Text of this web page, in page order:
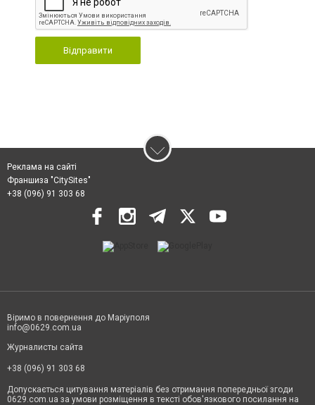
Відправити
Реклама на сайті
Франшиза "CitySites"
+38 (096) 91 303 68
Віримо в повернення до Маріуполя
info@0629.com.ua
Журналисты сайта
+38 (096) 91 303 68
Допускається цитування матеріалів без отримання попередньої згоди
0629.com.ua за умови розміщення в тексті обов'язкового посилання на